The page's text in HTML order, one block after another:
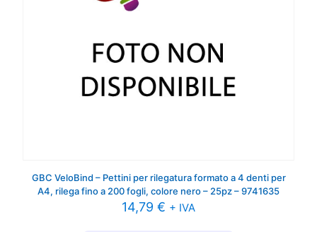
GBC VeloBind – Pettini per rilegatura formato a 4 denti per
A4, rilega fino a 200 fogli, colore nero – 25pz – 9741635
14,79 € + IVA